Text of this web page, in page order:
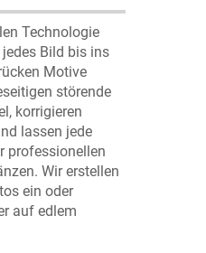
Technologie
Bild bis ins
Motive
störende
korrigieren
lassen jede
professionellen
Wir erstellen
ein oder
auf edlem